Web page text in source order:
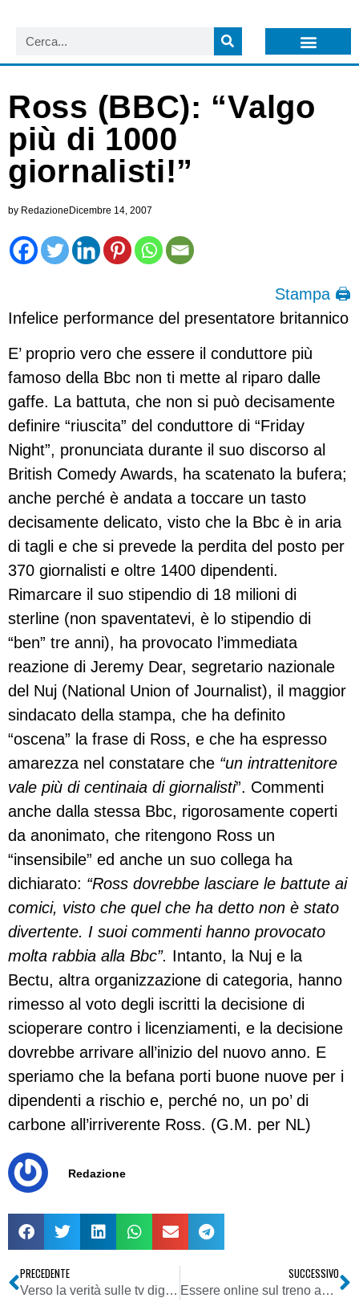
Ross (BBC): “Valgo
più di 1000
giornalisti!”
by Redazione Dicembre 14, 2007
Stampa 🖨
Infelice performance del presentatore britannico
E’ proprio vero che essere il conduttore più
famoso della Bbc non ti mette al riparo dalle
gaffe. La battuta, che non si può decisamente
definire “riuscita” del conduttore di “Friday
Night”, pronunciata durante il suo discorso al
British Comedy Awards, ha scatenato la bufera;
anche perché è andata a toccare un tasto
decisamente delicato, visto che la Bbc è in aria
di tagli e che si prevede la perdita del posto per
370 giornalisti e oltre 1400 dipendenti.
Rimarcare il suo stipendio di 18 milioni di
sterline (non spaventatevi, è lo stipendio di
“ben” tre anni), ha provocato l’immediata
reazione di Jeremy Dear, segretario nazionale
del Nuj (National Union of Journalist), il maggior
sindacato della stampa, che ha definito
“oscena” la frase di Ross, e che ha espresso
amarezza nel constatare che “un intrattenitore
vale più di centinaia di giornalisti”. Commenti
anche dalla stessa Bbc, rigorosamente coperti
da anonimato, che ritengono Ross un
“insensibile” ed anche un suo collega ha
dichiarato: “Ross dovrebbe lasciare le battute ai
comici, visto che quel che ha detto non è stato
divertente. I suoi commenti hanno provocato
molta rabbia alla Bbc”. Intanto, la Nuj e la
Bectu, altra organizzazione di categoria, hanno
rimesso al voto degli iscritti la decisione di
scioperare contro i licenziamenti, e la decisione
dovrebbe arrivare all’inizio del nuovo anno. E
speriamo che la befana porti buone nuove per i
dipendenti a rischio e, perché no, un po’ di
carbone all’irriverente Ross. (G.M. per NL)
Redazione
PRECEDENTE
Verso la verità sulle tv digitali
SUCCESSIVO
Essere online sul treno ad alta velocità